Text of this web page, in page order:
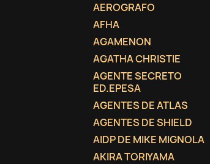
AEROGRAFO
AFHA
AGAMENON
AGATHA CHRISTIE
AGENTE SECRETO
ED.EPESA
AGENTES DE ATLAS
AGENTES DE SHIELD
AIDP DE MIKE MIGNOLA
AKIRA TORIYAMA